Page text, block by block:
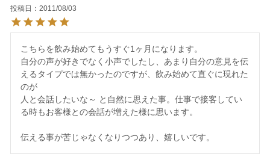
投稿日
2011/08/03
こちらを飲み始めてもうすぐ1ヶ月になります。
自分の声が好きでなく小声でしたし、あまり自分の意見を伝
えるタイプでは無かったのですが、飲み始めて直ぐに現れた
のが
人と会話したいな～ と自然に思えた事。仕事で接客してい
る時もお客様との会話が増えた様に思います。